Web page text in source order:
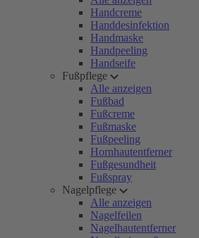
Handcreme
Handdesinfektion
Handmaske
Handpeeling
Handseife
Fußpflege
Alle anzeigen
Fußbad
Fußcreme
Fußmaske
Fußpeeling
Hornhautentferner
Fußgesundheit
Fußspray
Nagelpflege
Alle anzeigen
Nagelfeilen
Nagelhautentferner